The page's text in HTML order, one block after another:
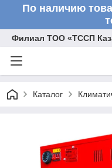
По наличию
Филиал ТОО «ТССП
Каталог